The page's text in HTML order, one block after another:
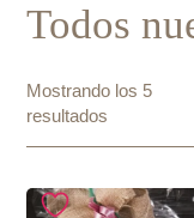
Todos
Mostrando los 5
resultados